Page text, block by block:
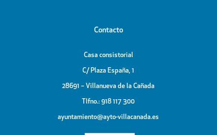
Contacto
Casa consistorial
C/ Plaza España, 1
28691 – Villanueva de la Cañada
Tlfno.: 918 117 300
ayuntamiento@ayto-villacanada.es